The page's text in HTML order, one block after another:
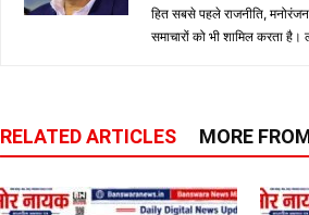
हित सबसे पहले राजनीति,
समाचारों को भी शामिल करता
RELATED ARTICLES MORE